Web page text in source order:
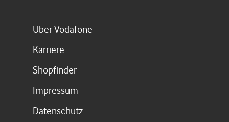
Über Vodafone
Karriere
ShopfinderLink öffnet in einem neuen Tab
Impressum
Datenschutz